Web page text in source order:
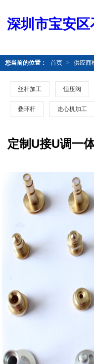
深圳市宝安
您当前的位置： 首页 > 供应商
丝杆加工 恒压阀
叠环杆 走心机加工
定制U接U调一